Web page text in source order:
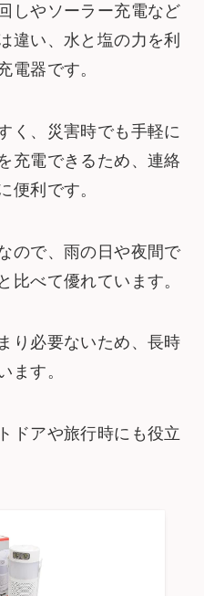
しやソーラー充電など
違い、水と塩の力を利
電器です。
く、災害時でも手軽に
充電できるため、連絡
便利です。
ので、雨の日や夜間で
比べて優れています。
り必要ないため、長時
ます。
ドアや旅行時にも役立